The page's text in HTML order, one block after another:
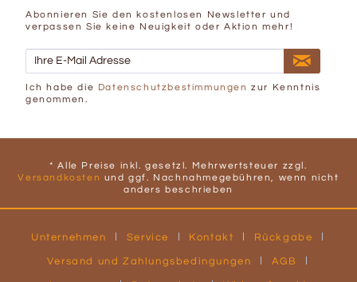
Abonnieren Sie den kostenlosen Newsletter und
verpassen Sie keine Neuigkeit oder Aktion mehr!
Ich habe die Datenschutzbestimmungen zur Kenntnis
genommen.
* Alle Preise inkl. gesetzl. Mehrwertsteuer zzgl.
Versandkosten und ggf. Nachnahmegebühren, wenn nicht
anders beschrieben
Unternehmen Service Kontakt Rückgabe
Versand und Zahlungsbedingungen AGB